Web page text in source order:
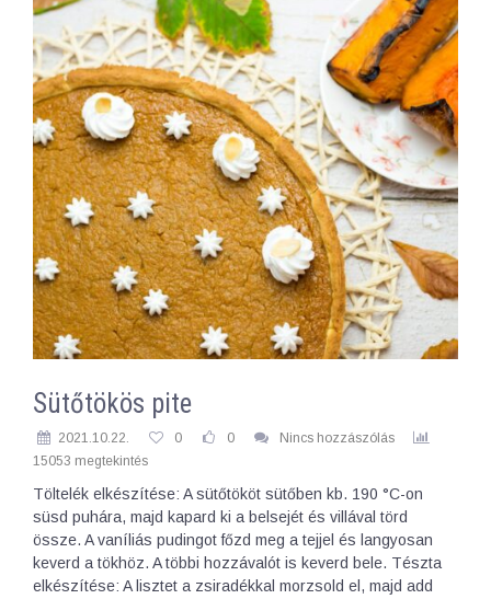
Sütőtökös pite
2021.10.22. 0 0
Nincs hozzászólás
15053 megtekintés
Töltelék elkészítése: A sütőtököt sütőben kb. 190 °C-on
süsd puhára, majd kapard ki a belsejét és villával törd
össze. A vaníliás pudingot főzd meg a tejjel és langyosan
keverd a tökhöz. A többi hozzávalót is keverd bele. Tészta
elkészítése: A lisztet a zsiradékkal morzsold el, majd add